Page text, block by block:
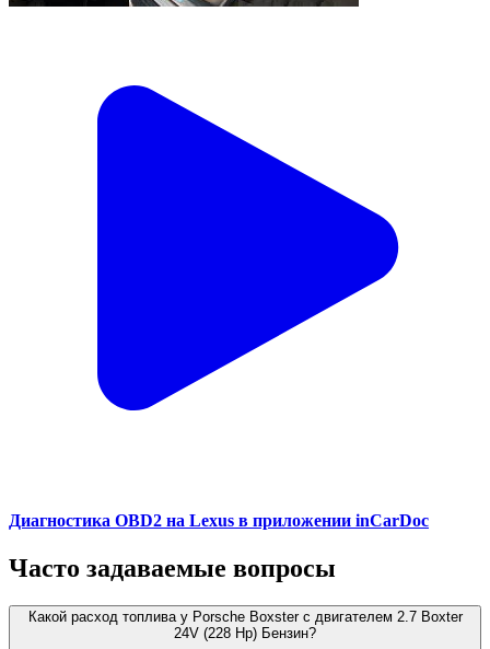
Диагностика OBD2 на Lexus в приложении inCarDoc
Часто задаваемые вопросы
Какой расход топлива у Porsche Boxster с двигателем 2.7 Boxter
24V (228 Hp) Бензин?